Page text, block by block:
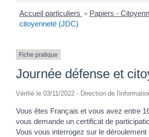
Accueil particuliers > Papiers -
citoyenneté (JDC)
Fiche pratique
Journée défense et
Vérifié le 03/11/2022 - Direction de
Vous êtes Français et vous avez entre
vous demande un certificat de
Vous vous interrogez sur le